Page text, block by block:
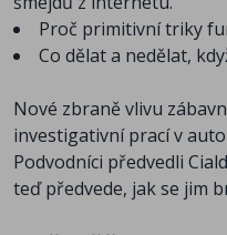
Proč primitivní triky
Co dělat a nedělat,
Nové zbraně vlivu
investigativní prací v
Podvodníci předvedli
teď předvede, jak se jim